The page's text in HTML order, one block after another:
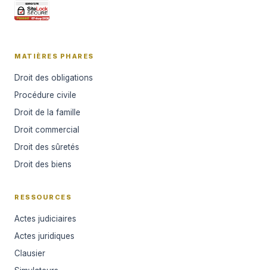
MATIÈRES PHARES
Droit des obligations
Procédure civile
Droit de la famille
Droit commercial
Droit des sûretés
Droit des biens
RESSOURCES
Actes judiciaires
Actes juridiques
Clausier